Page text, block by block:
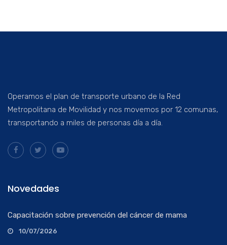
Operamos el plan de transporte urbano de la Red
Metropolitana de Movilidad y nos movemos por 12 comunas,
transportando a miles de personas día a día.
Novedades
Capacitación sobre prevención del cáncer de mama
10/07/2026